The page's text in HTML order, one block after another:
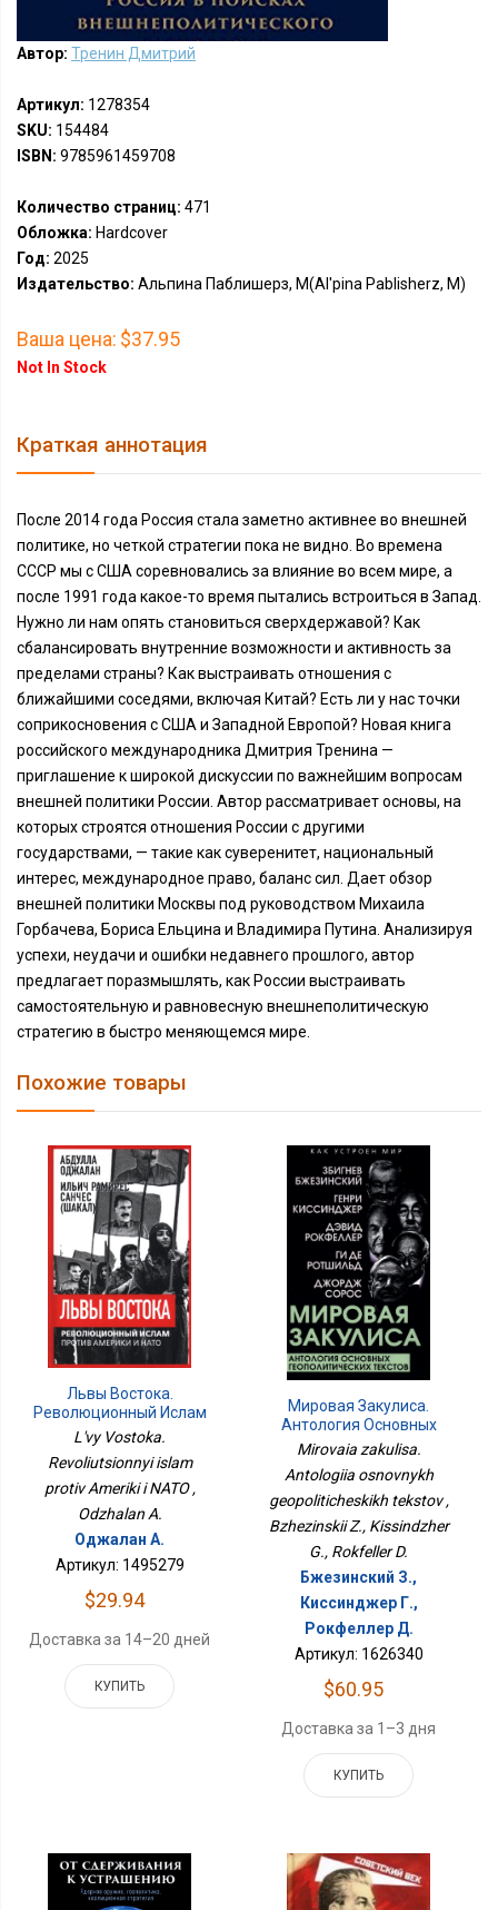
Автор: Тренин Дмитрий
Артикул: 1278354
SKU: 154484
ISBN: 9785961459708
Количество страниц: 471
Обложка: Hardcover
Год: 2025
Издательство: Альпина Паблишерз, М(Al'pina Pablisherz, M)
Ваша цена: $37.95
Not In Stock
Краткая аннотация
После 2014 года Россия стала заметно активнее во внешней
политике, но четкой стратегии пока не видно. Во времена
СССР мы с США соревновались за влияние во всем мире, а
после 1991 года какое-то время пытались встроиться в Запад.
Нужно ли нам опять становиться сверхдержавой? Как
сбалансировать внутренние возможности и активность за
пределами страны? Как выстраивать отношения с
ближайшими соседями, включая Китай? Есть ли у нас точки
соприкосновения с США и Западной Европой? Новая книга
российского международника Дмитрия Тренина —
приглашение к широкой дискуссии по важнейшим вопросам
внешней политики России. Автор рассматривает основы, на
которых строятся отношения России с другими
государствами, — такие как суверенитет, национальный
интерес, международное право, баланс сил. Дает обзор
внешней политики Москвы под руководством Михаила
Горбачева, Бориса Ельцина и Владимира Путина. Анализируя
успехи, неудачи и ошибки недавнего прошлого, автор
предлагает поразмышлять, как России выстраивать
самостоятельную и равновесную внешнеполитическую
стратегию в быстро меняющемся мире.
Похожие товары
Львы Востока.
Революционный Ислам
Против Америки И НАТО
L'vy Vostoka.
Revoliutsionnyi islam
protiv Ameriki i NATO ,
Odzhalan A.
Оджалан А.
Артикул: 1495279
$29.94
Доставка за 14–20 дней
КУПИТЬ
Мировая Закулиса.
Антология Основных
Геополитических
Mirovaia zakulisa.
Antologiia osnovnykh
geopoliticheskikh tekstov ,
Bzhezinskii Z., Kissindzher
G., Rokfeller D.
Бжезинский З.,
Киссинджер Г.,
Рокфеллер Д.
Артикул: 1626340
$60.95
Доставка за 1–3 дня
КУПИТЬ